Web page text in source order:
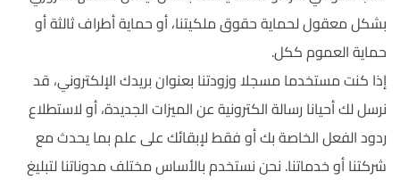
بشكل معقول لحماية حقوق ملكيتنا، أو حماية أطراف ثالثة أو
حماية العموم ككل.
إذا كنت مستخدما مسجلا وزودتنا بعنوان بريدك الإلكتروني، قد
نرسل لك أحيانا رسالة الكترونية عن الميزات الجديدة، أو لاستطلاع
ردود الفعل الخاصة بك أو فقط لإبقائك على علم بما يحدث مع
شركتنا أو خدماتنا. نحن نستخدم بالأساس مختلف مدوناتنا لتبليغ